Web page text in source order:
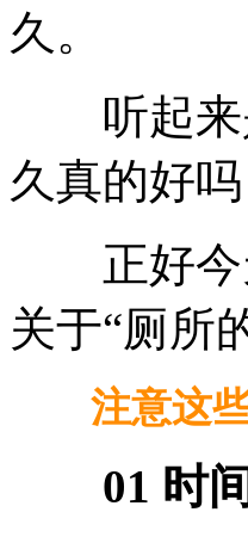
久。
听起来是
久真的好吗
正好今天
关于“厕所
注意这些
01 时间